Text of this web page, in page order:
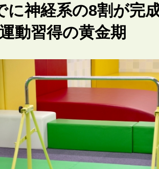
に神経系の8割が完
動習得の黄金期